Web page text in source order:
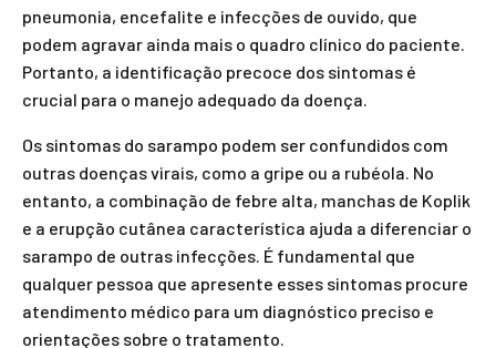
pneumonia, encefalite e infecções de ouvido, que
podem agravar ainda mais o quadro clínico do paciente.
Portanto, a identificação precoce dos sintomas é
crucial para o manejo adequado da doença.
Os sintomas do sarampo podem ser confundidos com
outras doenças virais, como a gripe ou a rubéola. No
entanto, a combinação de febre alta, manchas de Koplik
e a erupção cutânea característica ajuda a diferenciar o
sarampo de outras infecções. É fundamental que
qualquer pessoa que apresente esses sintomas procure
atendimento médico para um diagnóstico preciso e
orientações sobre o tratamento.